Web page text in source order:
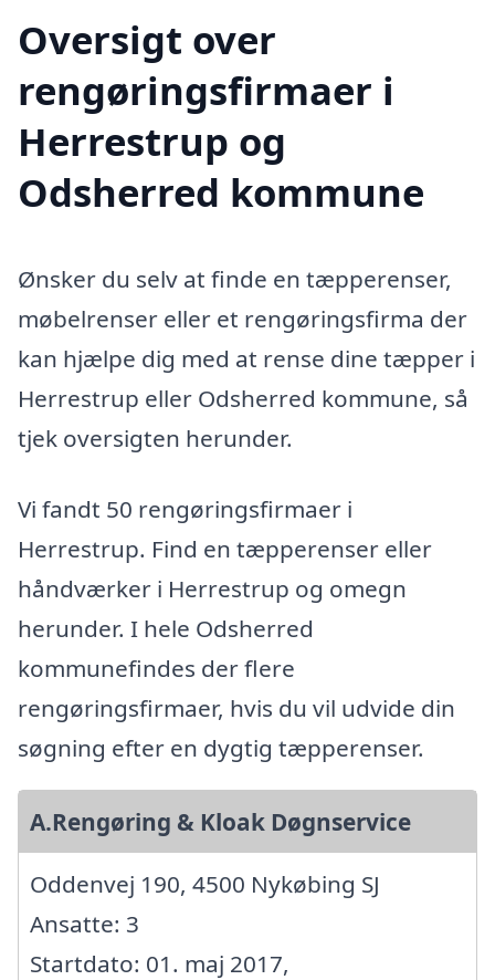
Oversigt over
rengøringsfirmaer i
Herrestrup og
Odsherred kommune
Ønsker du selv at finde en tæpperenser,
møbelrenser eller et rengøringsfirma der
kan hjælpe dig med at rense dine tæpper i
Herrestrup eller Odsherred kommune, så
tjek oversigten herunder.
Vi fandt 50 rengøringsfirmaer i
Herrestrup. Find en tæpperenser eller
håndværker i Herrestrup og omegn
herunder. I hele Odsherred
kommunefindes der flere
rengøringsfirmaer, hvis du vil udvide din
søgning efter en dygtig tæpperenser.
A.Rengøring & Kloak Døgnservice
Oddenvej 190, 4500 Nykøbing SJ
Ansatte: 3
Startdato: 01. maj 2017,